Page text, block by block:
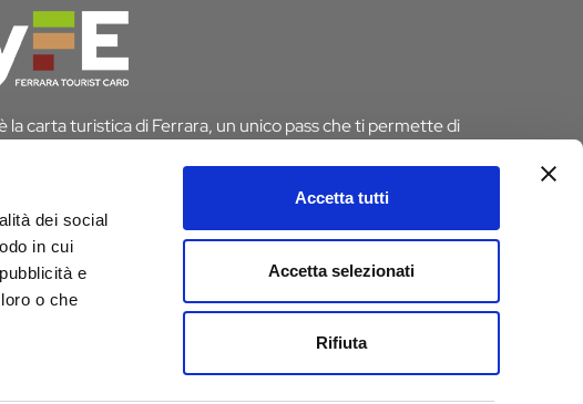
dei social
in cui
e
o che
Accetta tutti
Accetta selezionati
Rifiuta
la carta turistica di Ferrara, un unico pass che ti permette di
dall’imposta di soggiorno
CARD